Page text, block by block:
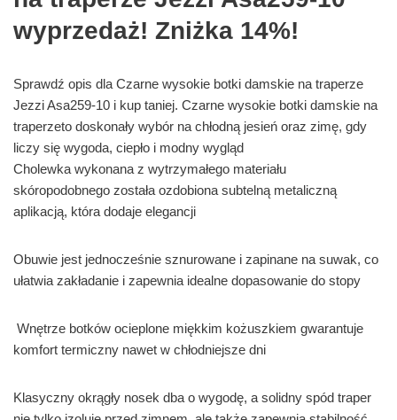
wyprzedaż! Zniżka 14%!
Sprawdź opis dla Czarne wysokie botki damskie na traperze
Jezzi Asa259-10 i kup taniej. Czarne wysokie botki damskie na
traperzeto doskonały wybór na chłodną jesień oraz zimę, gdy
liczy się wygoda, ciepło i modny wygląd
Cholewka wykonana z wytrzymałego materiału
skóropodobnego została ozdobiona subtelną metaliczną
aplikacją, która dodaje elegancji
Obuwie jest jednocześnie sznurowane i zapinane na suwak, co
ułatwia zakładanie i zapewnia idealne dopasowanie do stopy
Wnętrze botków ocieplone miękkim kożuszkiem gwarantuje
komfort termiczny nawet w chłodniejsze dni
Klasyczny okrągły nosek dba o wygodę, a solidny spód traper